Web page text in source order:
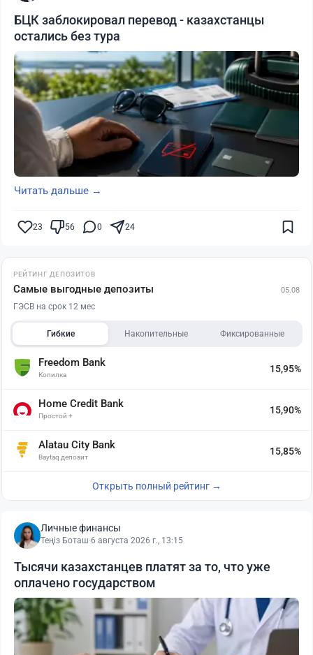
БЦК заблокировал перевод - казахстанцы
остались без тура
Читать дальше →
23 56 0 24
РЕЙТИНГ ДЕПОЗИТОВ
Самые выгодные депозиты 05.08
ГЭСВ на срок 12 мес
Гибкие Накопительные Фиксированные
Freedom Bank
Копилка
15,95%
Home Credit Bank
Простой +
15,90%
Alatau City Bank
Baytaq депозит
15,85%
Открыть полный рейтинг →
Личные финансы
Теңіз Боташ·6 августа 2026 г., 13:15
Тысячи казахстанцев платят за то, что уже
оплачено государством